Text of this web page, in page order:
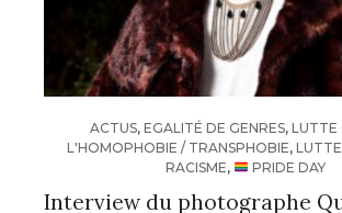
ACTUS, EGALITÉ DE GENRES, LUTTE
L'HOMOPHOBIE / TRANSPHOBIE,
RACISME, PRIDE DAY
Interview du photographe